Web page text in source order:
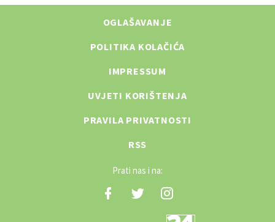
OGLAŠAVANJE
POLITIKA KOLAČIĆA
IMPRESSUM
UVJETI KORIŠTENJA
PRAVILA PRIVATNOSTI
RSS
Prati nas i na: